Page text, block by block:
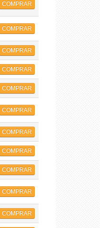
COMPRAR
COMPRAR
COMPRAR
COMPRAR
COMPRAR
COMPRAR
COMPRAR
COMPRAR
COMPRAR
COMPRAR
COMPRAR